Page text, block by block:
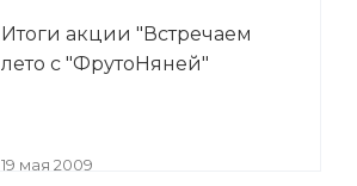
Итоги акции "Встречаем
лето с "ФрутоНяней"
19 мая 2009